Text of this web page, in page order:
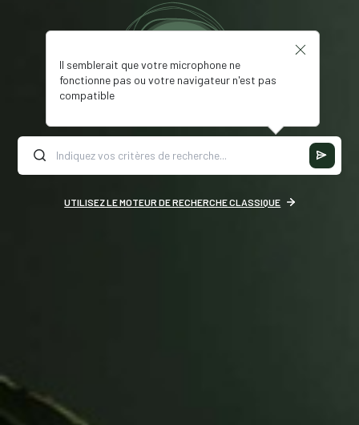
Il semblerait que votre microphone ne
fonctionne pas ou votre navigateur n'est pas
compatible
UTILISEZ LE MOTEUR DE RECHERCHE CLASSIQUE